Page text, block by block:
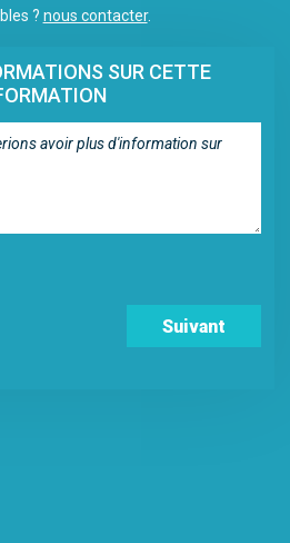
? nous contacter.
SUR CETTE
Suivant